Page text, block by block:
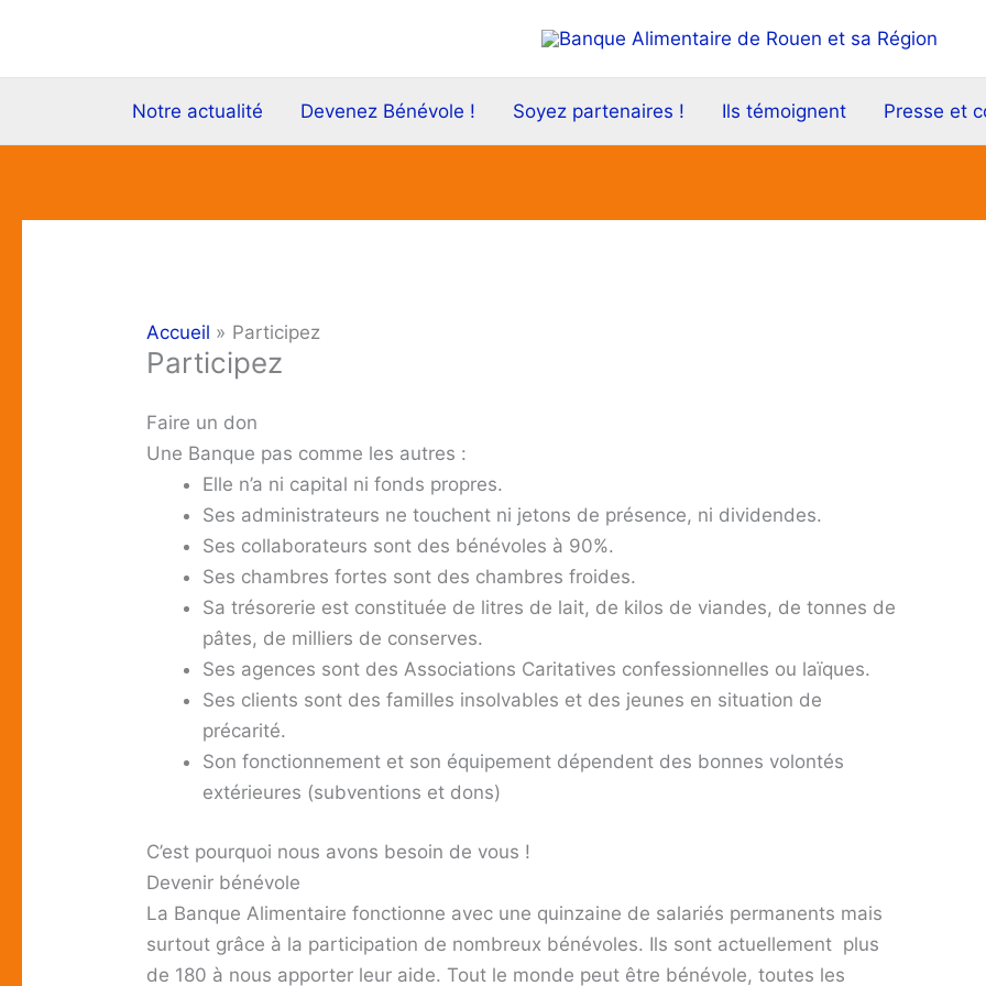
contenu
Notre actualité
Devenez Bénévole ! Soyez partenaires ! Ils témoignent Presse et
Accueil Participez
Participez
Faire un don
Une Banque pas comme les autres :
Elle n’a ni capital ni fonds propres.
Ses administrateurs ne touchent ni jetons de présence, ni dividendes.
Ses collaborateurs sont des bénévoles à 90%.
Ses chambres fortes sont des chambres froides.
Sa trésorerie est constituée de litres de lait, de kilos de viandes, de tonnes de
pâtes, de milliers de conserves.
Ses agences sont des Associations Caritatives confessionnelles ou laïques.
Ses clients sont des familles insolvables et des jeunes en situation de
précarité.
Son fonctionnement et son équipement dépendent des bonnes volontés
extérieures (subventions et dons)
C’est pourquoi nous avons besoin de vous !
Devenir bénévole
La Banque Alimentaire fonctionne avec une quinzaine de salariés permanents mais
surtout grâce à la participation de nombreux bénévoles. Ils sont actuellement plus
de 180 à nous apporter leur aide. Tout le monde peut être bénévole, toutes les